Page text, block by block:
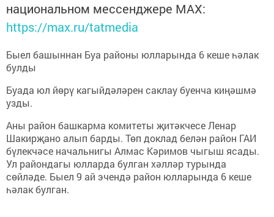
национальном мессенджере MАХ:
https://max.ru/tatmedia
Быел башыннан Буа районы юлларында 6 кеше һәлак
булды
Буада юл йөрү кагыйдәләрен саклау буенча киңәшмә
узды.
Аны район башкарма комитеты җитәкчесе Ленар
Шакирҗано алып барды. Төп доклад белән район ГАИ
бүлекчәсе начальнигы Алмас Кәримов чыгыш ясады.
Ул райондагы юлларда булган хәлләр турында
сөйләде. Быел 9 ай эчендә район юлларында 6 кеше
һәлак булган.